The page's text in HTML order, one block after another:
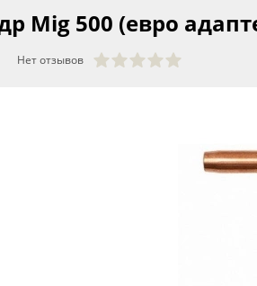
Mig 500 (евро
Нет отзывов